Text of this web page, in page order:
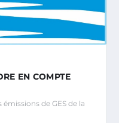
EN COMPTE
de GES de la